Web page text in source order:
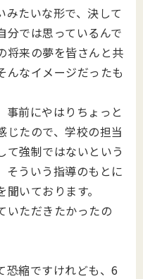
みたいな形で、決して
分では思っているんで
将来の夢を皆さんと共
んなイメージだったも
事前にやはりちょっと
じたので、学校の担当
て強制ではないという
そういう指導のもとに
いております。
いただきたかったの
恐縮ですけれども、6